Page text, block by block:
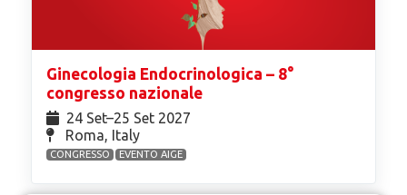
Ginecologia Endocrinologica – 8°
congresso nazionale
24 Set⁠–25 Set 2027
Roma, Italy
CONGRESSO EVENTO AIGE